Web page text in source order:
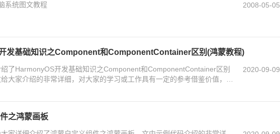
系统图文教程 2008-05-05
发基础知识之Component和ComponentContainer区别(鸿蒙教程)
了HarmonyOS开发基础知识之Component和ComponentContainer区别
大家介绍的非常详细，对大家的学习或工作具有一定的参考借鉴价值，需
2020-09-09
之鸿蒙画板